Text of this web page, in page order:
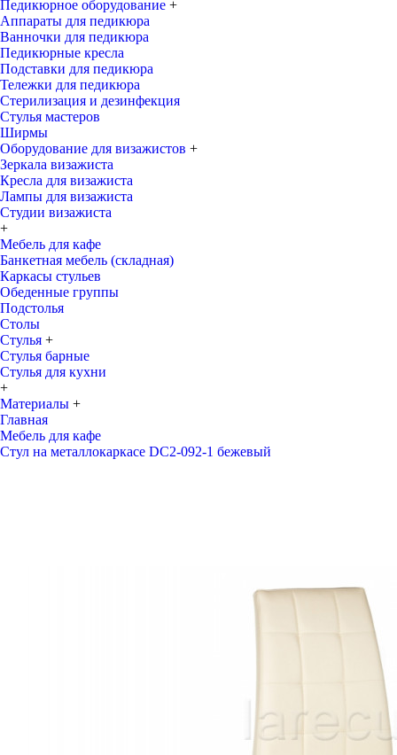
Педикюрное оборудование +
Аппараты для педикюра
Ванночки для педикюра
Педикюрные кресла
Подставки для педикюра
Тележки для педикюра
Стерилизация и дезинфекция
Стулья мастеров
Ширмы
Оборудование для визажистов +
Зеркала визажиста
Кресла для визажиста
Лампы для визажиста
Студии визажиста
+
Мебель для кафе
Банкетная мебель (складная)
Каркасы стульев
Обеденные группы
Подстолья
Столы
Стулья +
Стулья барные
Стулья для кухни
+
Материалы +
Главная
Мебель для кафе
Стул на металлокаркасе DC2-092-1 бежевый